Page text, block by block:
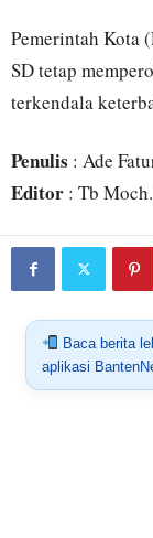
Pemerintah Kota
SD tetap
terkendala
Penulis : Ade
Editor : Tb
Baca berita
aplikasi